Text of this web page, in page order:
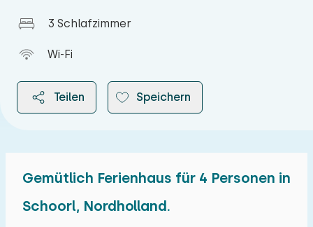
3 Schlafzimmer
Wi-Fi
Teilen Speichern
Gemütlich Ferienhaus für 4 Personen in
Schoorl, Nordholland.